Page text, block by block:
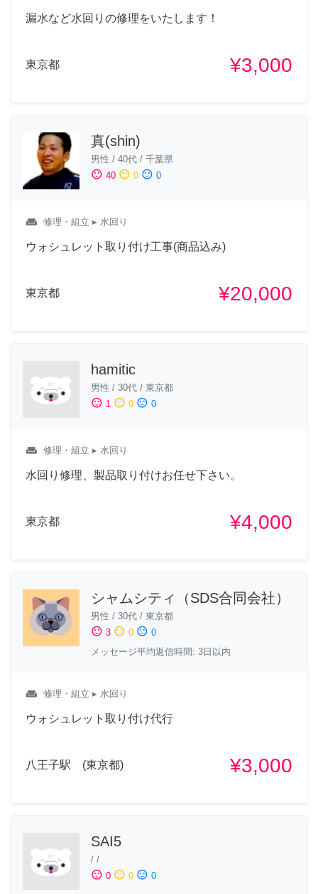
漏水など水回りの修理をいたします！
東京都 ¥3,000
真(shin)
男性 / 40代 / 千葉県
sentiment_satisfied 40 sentiment_neutral 0 sentiment_dissatisfied 0
weekend 修理・組立 ▸ 水回り
ウォシュレット取り付け工事(商品込み)
東京都 ¥20,000
hamitic
男性 / 30代 / 東京都
sentiment_satisfied 1 sentiment_neutral 0 sentiment_dissatisfied 0
weekend 修理・組立 ▸ 水回り
水回り修理、製品取り付けお任せ下さい。
東京都 ¥4,000
シャムシティ（SDS合同会社）
男性 / 30代 / 東京都
sentiment_satisfied 3 sentiment_neutral 0 sentiment_dissatisfied 0
メッセージ平均返信時間: 3日以内
weekend 修理・組立 ▸ 水回り
ウォシュレット取り付け代行
八王子駅 (東京都) ¥3,000
SAI5
/ /
sentiment_satisfied 0 sentiment_neutral 0 sentiment_dissatisfied 0